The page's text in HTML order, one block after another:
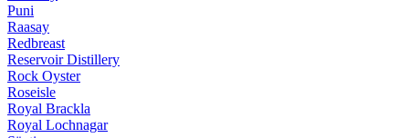
Puni
Raasay
Redbreast
Reservoir Distillery
Rock Oyster
Roseisle
Royal Brackla
Royal Lochnagar